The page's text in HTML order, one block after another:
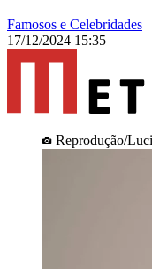
Famosos e Celebridades
17/12/2024 15:35
Reprodução/